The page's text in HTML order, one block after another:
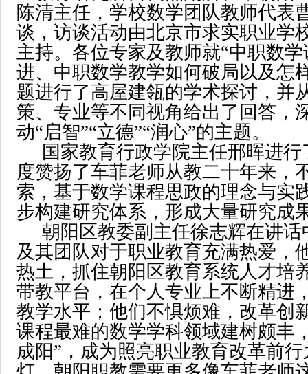
陈清主任，学校数学团队教师代表
谈，访谈活动由北京市求实职业学
主持。各位专家及教师就“中职数
进、中职数学教学如何破局以及怎
题进行了高屋建瓴的学术探讨，并
策、专业等不同视角给出了回答，
动“启智”“立德”“润心”的主题。
国家教育行政学院主任邢晖进
度赞扬了车菲老师从教二十年来，
索，基于数学课程思政的理念与实
步构建研究体系，形成大量研究成
朝阳区教委副主任徐志辉在讲
及其团队对于职业教育充满热爱，
热土，抓住朝阳区教育系统人才培
带教平台，在个人专业上不断精进
教学水平；他们不惧烦难，改革创
课程最难的数学学科领域建树颇丰
成阳”，成为照亮职业教育改革前